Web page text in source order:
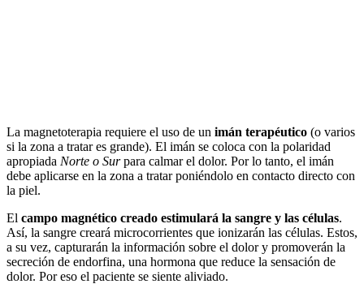
La magnetoterapia requiere el uso de un imán terapéutico (o varios
si la zona a tratar es grande). El imán se coloca con la polaridad
apropiada Norte o Surpara calmar el dolor. Por lo tanto, el imán
debe aplicarse en la zona a tratar poniéndolo en contacto directo con
la piel.
El campo magnético creado estimulará la sangre y las células.
Así, la sangre creará microcorrientes que ionizarán las células. Estos,
a su vez, capturarán la información sobre el dolor y promoverán la
secreción de endorfina, una hormona que reduce la sensación de
dolor. Por eso el paciente se siente aliviado.